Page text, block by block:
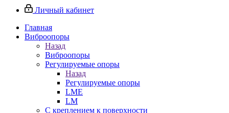
Личный кабинет
Главная
Виброопоры
Назад
Виброопоры
Регулируемые опоры
Назад
Регулируемые опоры
LME
LM
С креплением к поверхности